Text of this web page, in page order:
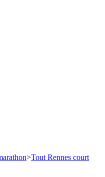
>Tout Rennes court